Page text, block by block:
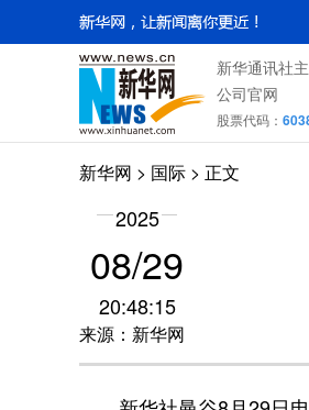
新华通讯社
公司官网
股票代码：
新华网 > 国际 > 正文
2025
08/29
20:48:15
来源：新华网